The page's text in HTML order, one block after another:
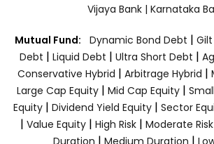
Vijaya Bank | Karnataka
Mutual Fund: Dynamic Bond Debt |
Debt | Liquid Debt | Ultra Short Debt |
Conservative Hybrid | Arbitrage Hybrid |
Large Cap Equity | Mid Cap Equity |
Equity| Dividend Yield Equity| Sector
| Value Equity | High Risk | Moderate Risk
Duration | Medium Duration |